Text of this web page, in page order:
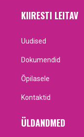
KIIRESTI LEITAV
Uudised
Dokumendid
Õpilasele
Kontaktid
ÜLDANDMED